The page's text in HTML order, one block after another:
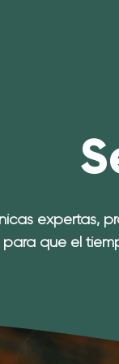
expertas,
para que el